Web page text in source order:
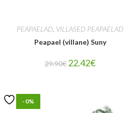
PEAPAELAD VILLASED PEAPAELAD
Peapael (villane) Suny
29.90€ 22.42€
-0%